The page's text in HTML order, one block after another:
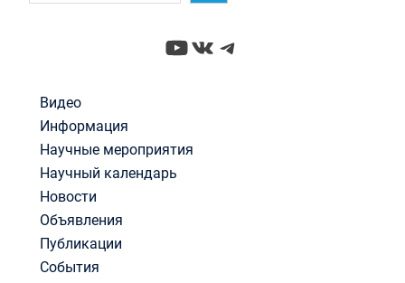
YouTube
ВКонтакте
Telegram
Видео
Информация
Научные мероприятия
Научный календарь
Новости
Объявления
Публикации
События